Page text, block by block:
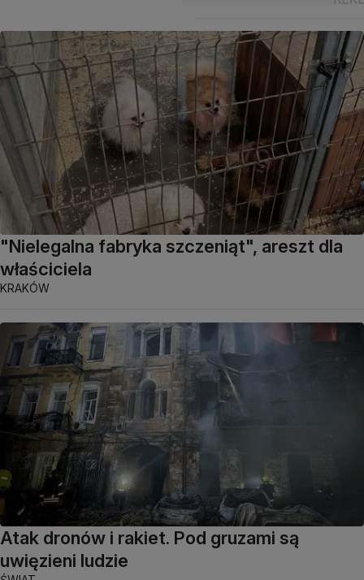
"Nielegalna fabryka szczeniąt", areszt dla
właściciela
KRAKÓW
Atak dronów i rakiet. Pod gruzami są
uwięzieni ludzie